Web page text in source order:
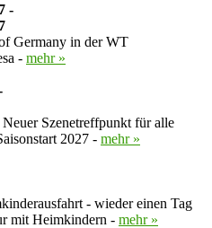
-
Germany in der WT
- mehr »
Szenetreffpunkt für alle
2027 - mehr »
- wieder einen Tag
mit Heimkindern - mehr »